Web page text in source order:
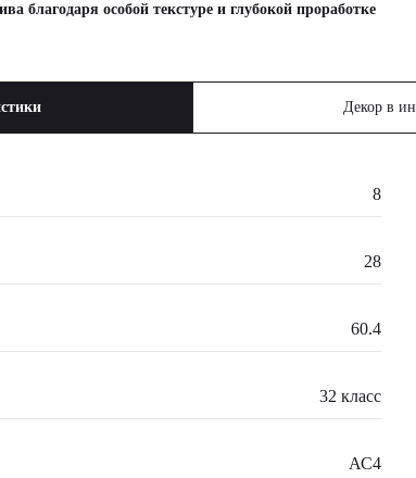
благодаря особой текстуре и глубокой проработке
Декор в
8
28
60.4
32 класс
АС4